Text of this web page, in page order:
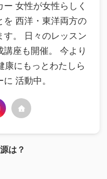
女性が女性らしく
を 西洋・東洋両方の
す。 日々のレッスン
座も開催。 今より
康にもっとわたしら
活動中。
は？